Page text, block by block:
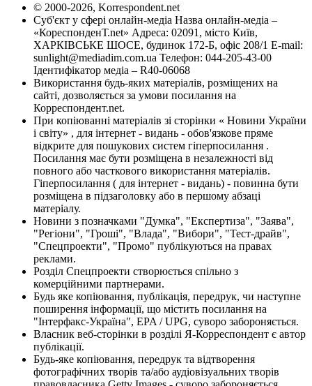
© 2000-2026, Korrespondent.net
Суб'єкт у сфері онлайн-медіа Назва онлайн-медіа –
«КореспонденТ.net» Адреса: 02091, місто Київ,
ХАРКІВСЬКЕ ШОСЕ, будинок 172-Б, офіс 208/1 E-mail:
sunlight@mediadim.com.ua Телефон: 044-205-43-00
Ідентифікатор медіа – R40-06068
Використання будь-яких матеріалів, розміщених на
сайті, дозволяється за умови посилання на
Корреспондент.net.
При копіюванні матеріалів зі сторінки « Новини України
і світу» , для інтернет - видань - обов'язкове пряме
відкрите для пошукових систем гіперпосилання .
Посилання має бути розміщена в незалежності від
повного або часткового використання матеріалів.
Гіперпосилання ( для інтернет - видань) - повинна бути
розміщена в підзаголовку або в першому абзаці
матеріалу.
Новини з позначками "Думка", "Експертиза", "Заява",
"Регіони", "Гроші", "Влада", "Вибори", "Тест-драйв",
"Спецпроекти", "Промо" публікуються на правах
реклами.
Розділ Спецпроекти створюється спільно з
комерційними партнерами.
Будь яке копіювання, публікація, передрук, чи наступне
поширення інформації, що містить посилання на
"Інтерфакс-Україна", EPA / UPG, суворо забороняється.
Власник веб-сторінки в розділі Я-Корреспондент є автор
публікації.
Будь-яке копіювання, передрук та відтворення
фотографічних творів та/або аудіовізуальних творів